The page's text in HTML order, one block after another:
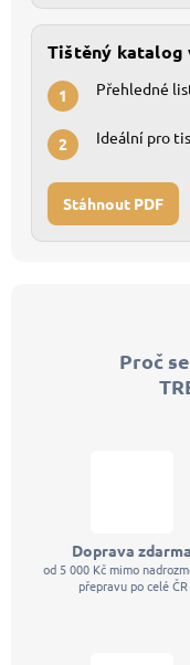
Tištěný katalog
1 Přehledné
2 Ideální pro
Stáhnout PDF
Proč
Doprava zdarma
od 5 000 Kč mimo
přepravu po celé ČR